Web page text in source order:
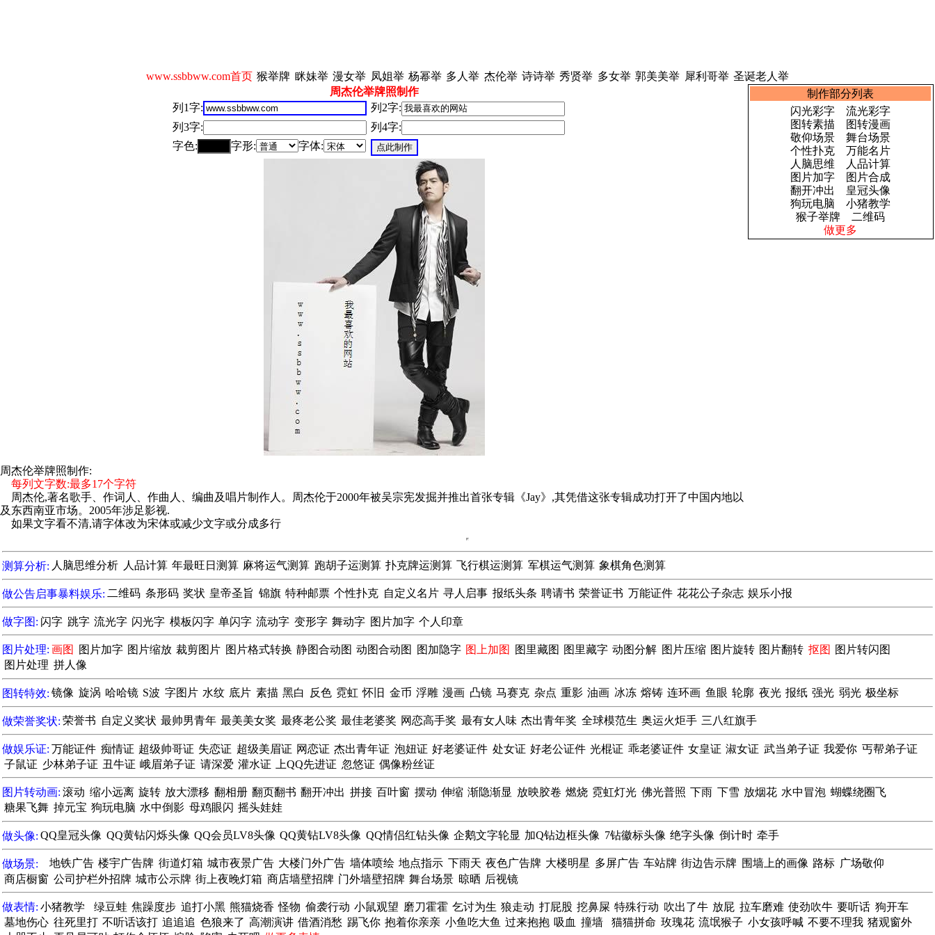
www.ssbbww.com首页 猴举牌 眯妹举 漫女举 凤姐举 杨幂举 多人举 杰伦举 诗诗举 秀贤举 多女举 郭美美举 犀利哥举 圣诞老人举
周杰伦举牌照制作
列1字:
列2字:
列3字:
列4字:
字色:
字形: 字体:
周杰伦举牌照制作:
每列文字数:最多17个字符
周杰伦,著名歌手、作词人、作曲人、编曲及唱片制作人。周杰伦于2000年被吴宗宪发掘并推出首张专辑《Jay》,其凭借这张专辑成功打开了中国内地以
及东西南亚市场。2005年涉足影视.
如果文字看不清,请字体改为宋体或减少文字或分成多行
制作部分列表
闪光彩字
流光彩字
图转素描
图转漫画
敬仰场景
舞台场景
个性扑克
万能名片
人脑思维
人品计算
图片加字
图片合成
翻开冲出
皇冠头像
狗玩电脑
小猪教学
猴子举牌
二维码
做更多
测算分析: 人脑思维分析 人品计算 年最旺日测算 麻将运气测算 跑胡子运测算 扑克牌运测算 飞行棋运测算 军棋运气测算 象棋角色测算
做公告启事暴料娱乐: 二维码 条形码 奖状 皇帝圣旨 锦旗 特种邮票 个性扑克 自定义名片 寻人启事 报纸头条 聘请书 荣誉证书 万能证件 花花公子杂志 娱乐小报
做字图: 闪字 跳字 流光字 闪光字 模板闪字 单闪字 流动字 变形字 舞动字 图片加字 个人印章
图片处理: 画图 图片加字 图片缩放 裁剪图片 图片格式转换 静图合动图 动图合动图 图加隐字 图上加图 图里藏图 图里藏字 动图分解 图片压缩 图片旋转 图片翻转 抠图 图片转闪图
图片处理 拼人像
图转特效: 镜像 旋涡 哈哈镜 S波 字图片 水纹 底片 素描 黑白 反色 霓虹 怀旧 金币 浮雕 漫画 凸镜 马赛克 杂点 重影 油画 冰冻 熔铸 连环画 鱼眼 轮廓 夜光 报纸 强光 弱光 极坐标
做荣誉奖状: 荣誉书 自定义奖状 最帅男青年 最美美女奖 最疼老公奖 最佳老婆奖 网恋高手奖 最有女人味 杰出青年奖 全球模范生 奥运火炬手 三八红旗手
做娱乐证: 万能证件 痴情证 超级帅哥证 失恋证 超级美眉证 网恋证 杰出青年证 泡妞证 好老婆证件 处女证 好老公证件 光棍证 乖老婆证件 女皇证 淑女证 武当弟子证 我爱你 丐帮弟子证
子鼠证 少林弟子证 丑牛证 峨眉弟子证 请深爱 灌水证 上QQ先进证 忽悠证 偶像粉丝证
图片转动画: 滚动 缩小远离 旋转 放大漂移 翻相册 翻页翻书 翻开冲出 拼接 百叶窗 摆动 伸缩 渐隐渐显 放映胶卷 燃烧 霓虹灯光 佛光普照 下雨 下雪 放烟花 水中冒泡 蝴蝶绕圈飞
糖果飞舞 掉元宝 狗玩电脑 水中倒影 母鸡眼闪 摇头娃娃
做头像: QQ皇冠头像 QQ黄钻闪烁头像 QQ会员LV8头像 QQ黄钻LV8头像 QQ情侣红钻头像 企鹅文字轮显 加Q钻边框头像 7钻徽标头像 绝字头像 倒计时 牵手
做场景: 地铁广告 楼宇广告牌 街道灯箱 城市夜景广告 大楼门外广告 墙体喷绘 地点指示 下雨天 夜色广告牌 大楼明星 多屏广告 车站牌 街边告示牌 围墙上的画像 路标 广场敬仰
商店橱窗 公司护栏外招牌 城市公示牌 街上夜晚灯箱 商店墙壁招牌 门外墙壁招牌 舞台场景 晾晒 后视镜
做表情: 小猪教学 绿豆蛙 焦躁度步 追打小黑 熊猫烧香 怪物 偷袭行动 小鼠观望 磨刀霍霍 乞讨为生 狼走动 打屁股 挖鼻屎 特殊行动 吹出了牛 放屁 拉车磨难 使劲吹牛 要听话 狗开车
墓地伤心 往死里打 不听话该打 追追追 色狼来了 高潮演讲 借酒消愁 踢飞你 抱着你亲亲 小鱼吃大鱼 过来抱抱 吸血 撞墙 猫猫拼命 玫瑰花 流氓猴子 小女孩呼喊 不要不理我 猪观窗外